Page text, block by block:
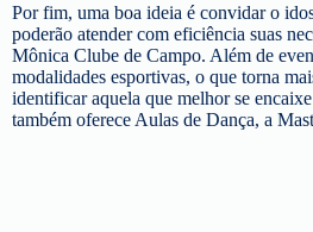
Por fim, uma boa ideia é convidar o
poderão atender com eficiência suas
Mônica Clube de Campo. Além de
modalidades esportivas, o que torna
identificar aquela que melhor se
também oferece Aulas de Dança, a